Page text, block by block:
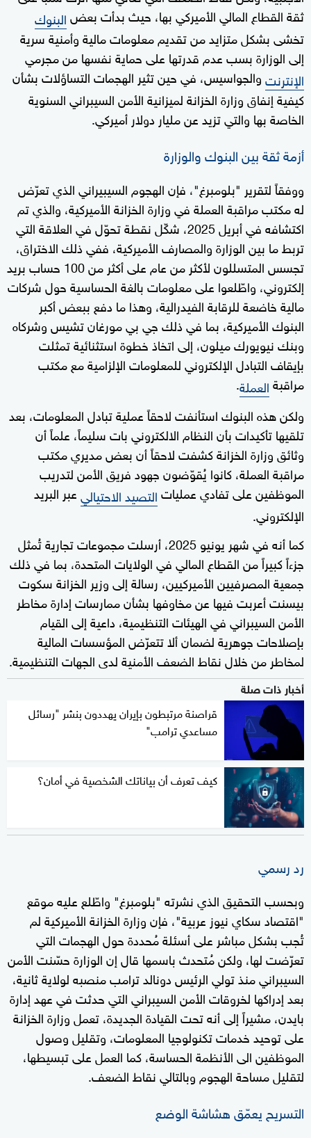
ثقة القطاع المالي الأميركي بها، حيث بدأت بعضالبنوك
تخشى بشكل متزايد من تقديم معلومات مالية وأمنية سرية
إلى الوزارة بسب عدم قدرتها على حماية نفسها من مجرمي
الإنترنتوالجواسيس، في حين تثير الهجمات التساؤلات بشأن
كيفية إنفاق وزارة الخزانة لميزانية الأمن السيبراني السنوية
الخاصة بها والتي تزيد عن مليار دولار أميركي.
أزمة ثقة بين البنوك والوزارة
ووفقاً لتقرير "بلومبرغ"، فإن الهجوم السيبيراني الذي تعرّض
له مكتب مراقبة العملة في وزارة الخزانة الأميركية، والذي تم
اكتشافه في أبريل 2025، شكّل نقطة تحوّل في العلاقة التي
تربط ما بين الوزارة والمصارف الأميركية، ففي ذلك الاختراق،
تجسس المتسللون لأكثر من عام على أكثر من 100 حساب بريد
إلكتروني، واطّلعوا على معلومات بالغة الحساسية حول شركات
مالية خاضعة للرقابة الفيدرالية، وهذا ما دفع ببعض أكبر
البنوك الأميركية، بما في ذلك جي بي مورغان تشيس وشركاه
وبنك نيويورك ميلون، إلى اتخاذ خطوة استثنائية تمثلت
بإيقاف التبادل الإلكتروني للمعلومات الإلزامية مع مكتب
مراقبةالعملة.
ولكن هذه البنوك استأنفت لاحقاً عملية تبادل المعلومات، بعد
تلقيها تأكيدات بأن النظام الالكتروني بات سليماً، علماً أن
وثائق وزارة الخزانة كشفت لاحقاً أن بعض مديري مكتب
مراقبة العملة، كانوا يُقوّضون جهود فريق الأمن لتدريب
الموظفين على تفادي عملياتالتصيد الاحتياليعبر البريد
الإلكتروني.
كما أنه في شهر يونيو 2025، أرسلت مجموعات تجارية تُمثل
جزءاً كبيراً من القطاع المالي في الولايات المتحدة، بما في ذلك
جمعية المصرفيين الأميركيين، رسالة إلى وزير الخزانة سكوت
بيسنت أعربت فيها عن مخاوفها بشأن ممارسات إدارة مخاطر
الأمن السيبراني في الهيئات التنظيمية، داعية إلى القيام
بإصلاحات جوهرية لضمان ألا تتعرّض المؤسسات المالية
لمخاطر من خلال نقاط الضعف الأمنية لدى الجهات التنظيمية.
أخبار ذات صلة
قراصنة مرتبطون بإيران يهددون بنشر "رسائل
مساعدي ترامب"
كيف تعرف أن بياناتك الشخصية في أمان؟
رد رسمي
وبحسب التحقيق الذي نشرته "بلومبرغ" واطّلع عليه موقع
"اقتصاد سكاي نيوز عربية"، فإن وزارة الخزانة الأميركية لم
تُجب بشكل مباشر على أسئلة مُحددة حول الهجمات التي
تعرّضت لها، ولكن مُتحدث باسمها قال إن الوزارة حسّنت الأمن
السيبراني منذ تولي الرئيس دونالد ترامب منصبه لولاية ثانية،
بعد إدراكها لخروقات الأمن السيبراني التي حدثت في عهد إدارة
بايدن، مشيراً إلى أنه تحت القيادة الجديدة، تعمل وزارة الخزانة
على توحيد خدمات تكنولوجيا المعلومات، وتقليل وصول
الموظفين الى الأنظمة الحساسة، كما العمل على تبسيطها،
لتقليل مساحة الهجوم وبالتالي نقاط الضعف.
التسريح يعمّق هشاشة الوضع